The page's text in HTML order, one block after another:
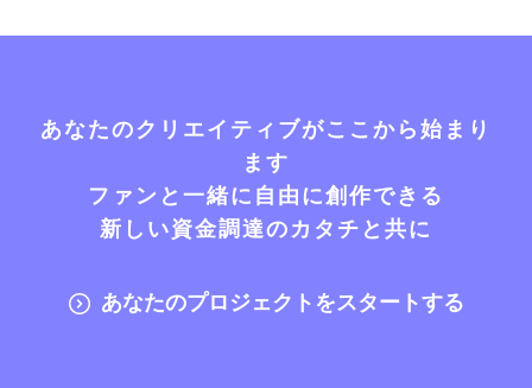
あなたのクリエイティブがここから始まり
ます
ファンと一緒に自由に創作できる
新しい資金調達のカタチと共に
あなたのプロジェクトをスタートする